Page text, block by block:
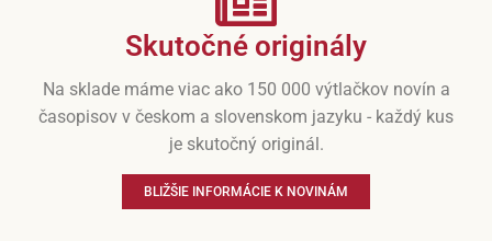
Skutočné originály
Na sklade máme viac ako 150 000 výtlačkov novín a
časopisov v českom a slovenskom jazyku - každý kus
je skutočný originál.
BLIŽŠIE INFORMÁCIE K NOVINÁM